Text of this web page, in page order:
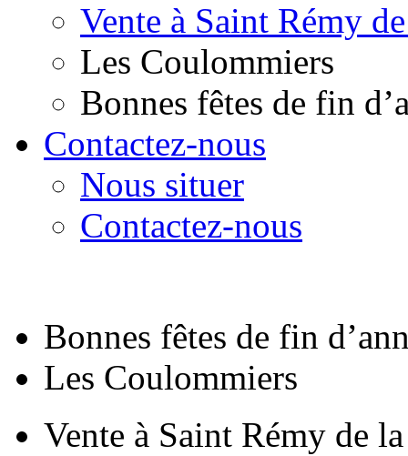
Vente à Saint Rémy
Les Coulommiers
Bonnes fêtes de fin
Contactez-nous
Nous situer
Contactez-nous
Bonnes fêtes de fin
Les Coulommiers
Vente à Saint Rémy de